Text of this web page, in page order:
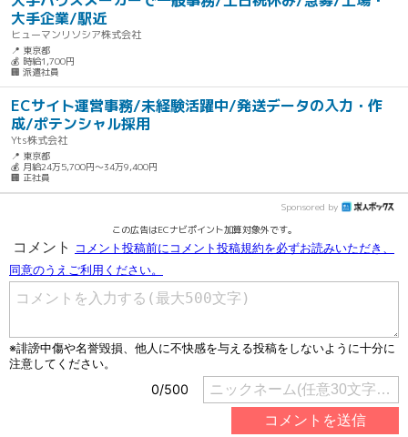
大手企業/駅近
ヒューマンリソシア株式会社
📍 東京都
💰 時給1,700円
🏢 派遣社員
ECサイト運営事務/未経験活躍中/発送データの入力・作
成/ポテンシャル採用
Yts株式会社
📍 東京都
💰 月給24万5,700円～34万9,400円
🏢 正社員
Sponsored by
この広告はECナビポイント加算対象外です。